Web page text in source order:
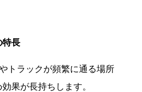
特長
トラックが頻繁に通る場所
果が長持ちします。